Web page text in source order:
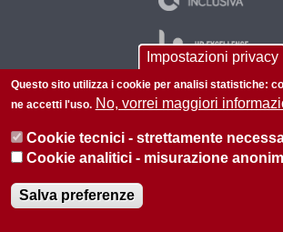
P.I. 00742430283 C.F. 80006480281
Amministrazione trasparente
Impostazioni privacy
Questo sito utilizza i cookie per analisi statistiche:
ne accetti l'uso. No, vorrei maggiori
Cookie tecnici - strettamente
Cookie analitici - misurazione
Salva preferenze